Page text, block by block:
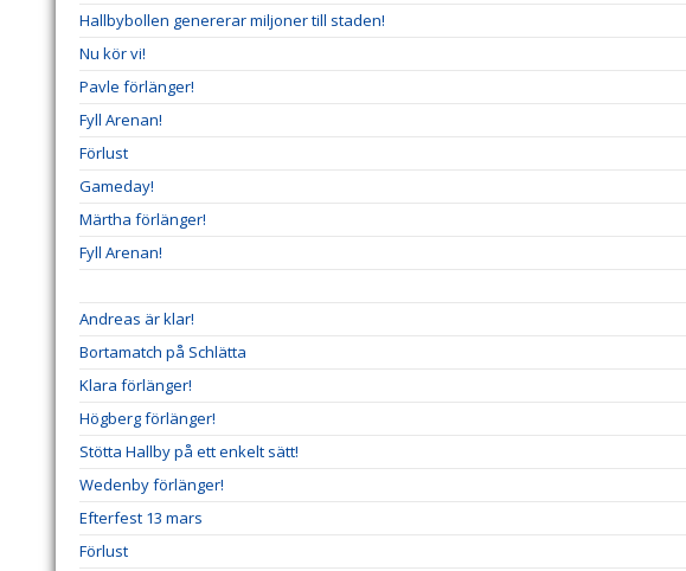
Hallbybollen genererar miljoner till staden!
Nu kör vi!
Pavle förlänger!
Fyll Arenan!
Förlust
Gameday!
Märtha förlänger!
Fyll Arenan!
Andreas är klar!
Bortamatch på Schlätta
Klara förlänger!
Högberg förlänger!
Stötta Hallby på ett enkelt sätt!
Wedenby förlänger!
Efterfest 13 mars
Förlust